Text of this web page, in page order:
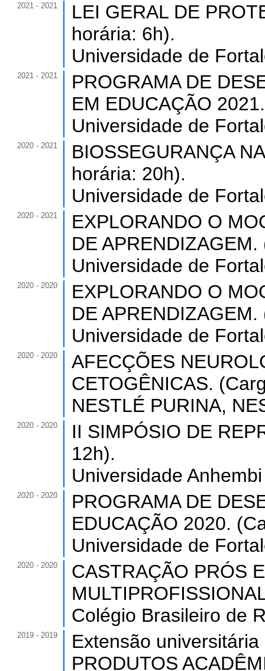
2021 - 2021
LEI GERAL DE
horária: 6h).
Universidade de
2021 - 2021
PROGRAMA DE
EM EDUCAÇÃO
Universidade de
2020 - 2021
BIOSSEGURANÇA
horária: 20h).
Universidade de
2020 - 2021
EXPLORANDO O
DE
Universidade de
2020 - 2020
EXPLORANDO O
DE
Universidade de
2020 - 2020
AFECÇÕES
CETOGÊNICAS.
NESTLÉ PURINA,
2020 - 2020
II SIMPÓSIO DE
12h).
Universidade
2020 - 2020
PROGRAMA DE
EDUCAÇÃO 2020.
Universidade de
2020 - 2020
CASTRAÇÃO PRÓS
Colégio Brasileiro de
2019 - 2019
Extensão
PRODUTOS